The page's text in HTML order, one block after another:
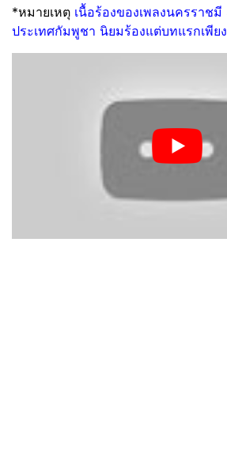
*หมายเหตุ เนื้อร้องของเพลงนครราช
ประเทศกัมพูชา นิยมร้องแต่บทแรกเพีย